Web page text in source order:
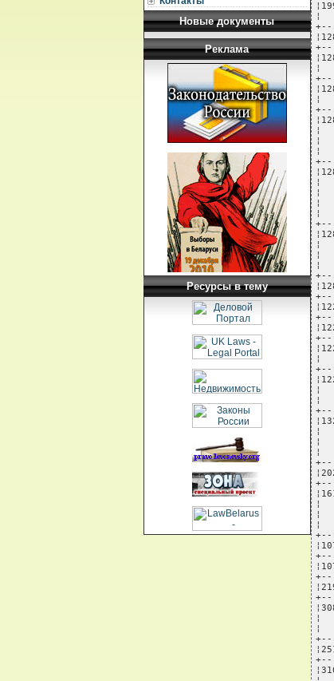
Новые документы
Реклама
Ресурсы в тему